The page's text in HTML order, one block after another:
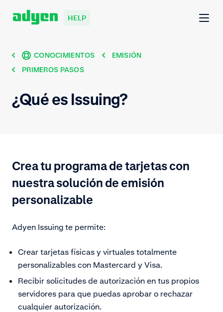
HELP
CONOCIMIENTOS
EMISIÓN
PRIMEROS PASOS
¿Qué es Issuing?
Crea tu programa de tarjetas con
nuestra solución de emisión
personalizable
Adyen Issuing te permite:
Crear tarjetas físicas y virtuales totalmente
personalizables con Mastercard y Visa.
Recibir solicitudes de autorización en tus propios
servidores para que puedas aprobar o rechazar
cualquier autorización.